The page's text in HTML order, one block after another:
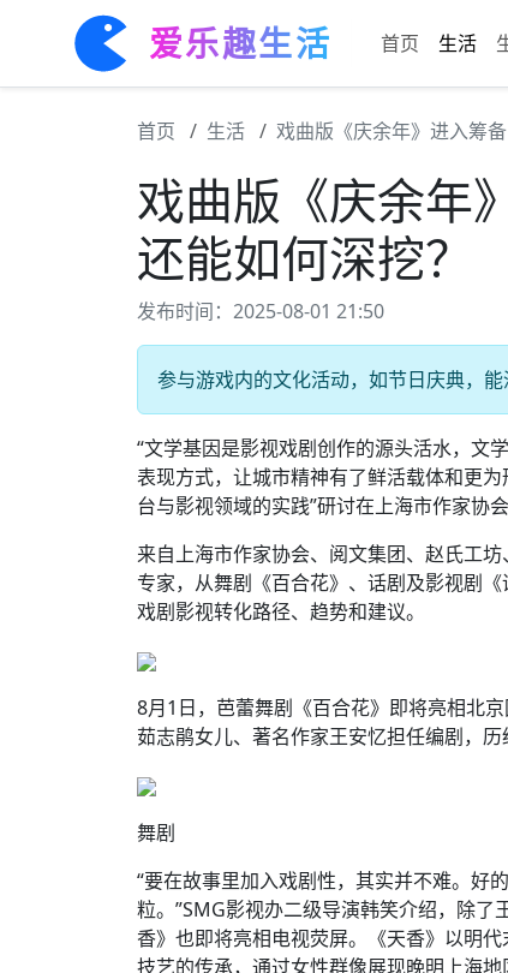
爱乐趣生活 首页 生活
首页 生活 戏曲版《庆余年》进入筹
戏曲版《庆余年
还能如何深挖？
发布时间：2025-08-01 21:50
参与游戏内的文化活动，如节日庆典，
“文学基因是影视戏剧创作的源头活水，文
表现方式，让城市精神有了鲜活载体和更
台与影视领域的实践”研讨在上海市作家协
来自上海市作家协会、阅文集团、赵氏工
专家，从舞剧《百合花》、话剧及影视剧
戏剧影视转化路径、趋势和建议。
8月1日，芭蕾舞剧《百合花》即将亮相北
茹志鹃女儿、著名作家王安忆担任编剧，历
舞剧
“要在故事里加入戏剧性，其实并不难。好
粒。”SMG影视办二级导演韩笑介绍，除
香》也即将亮相电视荧屏。《天香》以明
技艺的传承，通过女性群像展现晚明上海地